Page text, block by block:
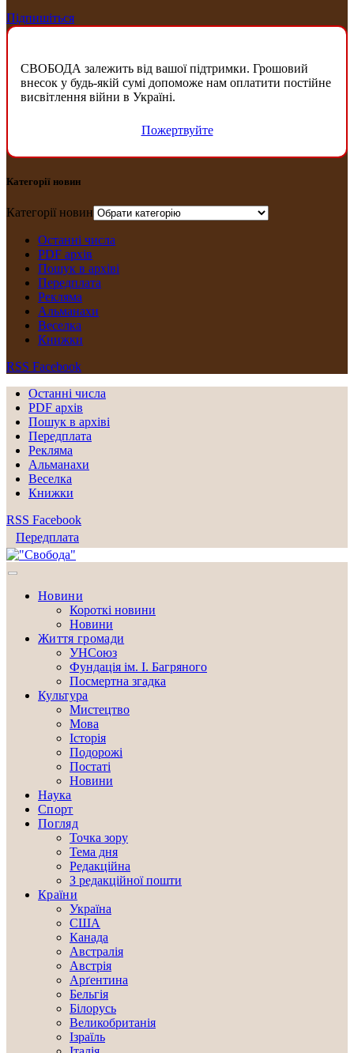
Підпишіться
СВОБОДА залежить від вашої підтримки. Грошовий
внесок у будь-якій сумі допоможе нам оплатити постійне
висвітлення війни в Україні.
Пожертвуйте
Категорії новин
Категорії новин
Останні числа
PDF архів
Пошук в архіві
Передплата
Рекляма
Альманахи
Веселка
Книжки
RSS Facebook
Останні числа
PDF архів
Пошук в архіві
Передплата
Рекляма
Альманахи
Веселка
Книжки
RSS Facebook
Передплата
Новини
Короткі новини
Новини
Життя громади
УНСоюз
Фундація ім. І. Багряного
Посмертна згадка
Культура
Мистецтво
Мова
Історія
Подорожі
Постаті
Новини
Наука
Спорт
Погляд
Точка зору
Тема дня
Редакційна
З редакційної пошти
Країни
Україна
США
Канада
Австралія
Австрія
Арґентина
Бельгія
Білорусь
Великобританія
Ізраїль